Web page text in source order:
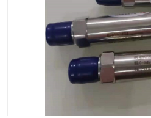
差压变送器